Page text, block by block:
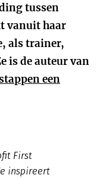
tussen
vanuit haar
als trainer,
is de auteur van
een
First
inspireert